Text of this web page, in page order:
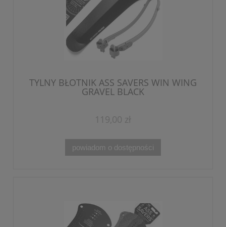
TYLNY BŁOTNIK ASS SAVERS WIN WING
GRAVEL BLACK
119,00 zł
powiadom o dostępności